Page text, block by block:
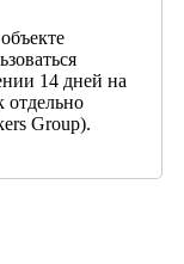
14 дней на
отдельно
Group).